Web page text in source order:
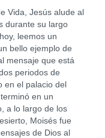
Jesús alude al
durante su largo
leemos un
bello ejemplo de
mensaje que está
periodos de
en el palacio del
en un
a lo largo de los
Moisés fue
de Dios al